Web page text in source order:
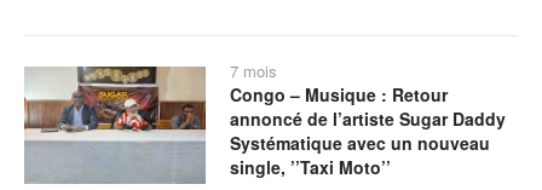
7 mois
Congo – Musique : Retour
annoncé de l’artiste Sugar Daddy
Systématique avec un nouveau
single, ’’Taxi Moto’’